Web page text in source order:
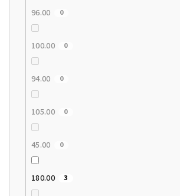
96.00 0
100.00 0
94.00 0
105.00 0
45.00 0
180.00 3